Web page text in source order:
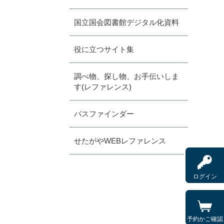
ログイン
予約かご確認
国立国会図書館デジタル化資料
役に立つサイト集
調べ物、探し物、お手伝いしま
す(レファレンス)
パスファインダー
せたがやWEBレファレンス